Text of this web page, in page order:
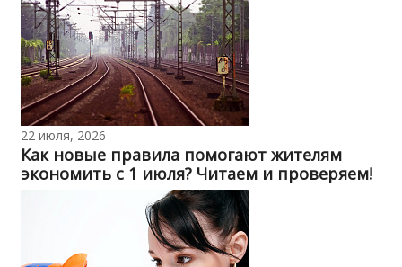
22 июля, 2026
Как новые правила помогают жителям
экономить с 1 июля? Читаем и проверяем!